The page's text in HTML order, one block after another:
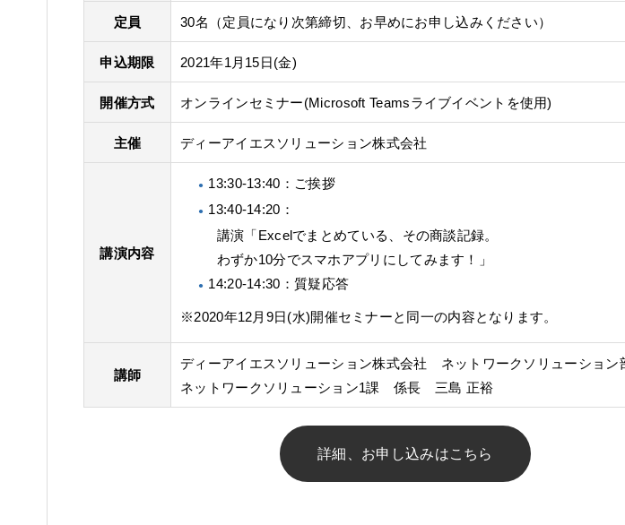
定員 30名（定員になり次第締切、お早めにお申し込みください）
申込期限 2021年1月15日(金)
開催方式 オンラインセミナー(Microsoft Teamsライブイベントを使用)
主催 ディーアイエスソリューション株式会社
講演内容
13:30-13:40：ご挨拶
13:40-14:20：
講演「Excelでまとめている、その商談記録。
わずか10分でスマホアプリにしてみます！」
14:20-14:30：質疑応答
※2020年12月9日(水)開催セミナーと同一の内容となります。
講師
ディーアイエスソリューション株式会社 ネットワークソリューション
ネットワークソリューション1課 係長 三島 正裕
詳細、お申し込みはこちら